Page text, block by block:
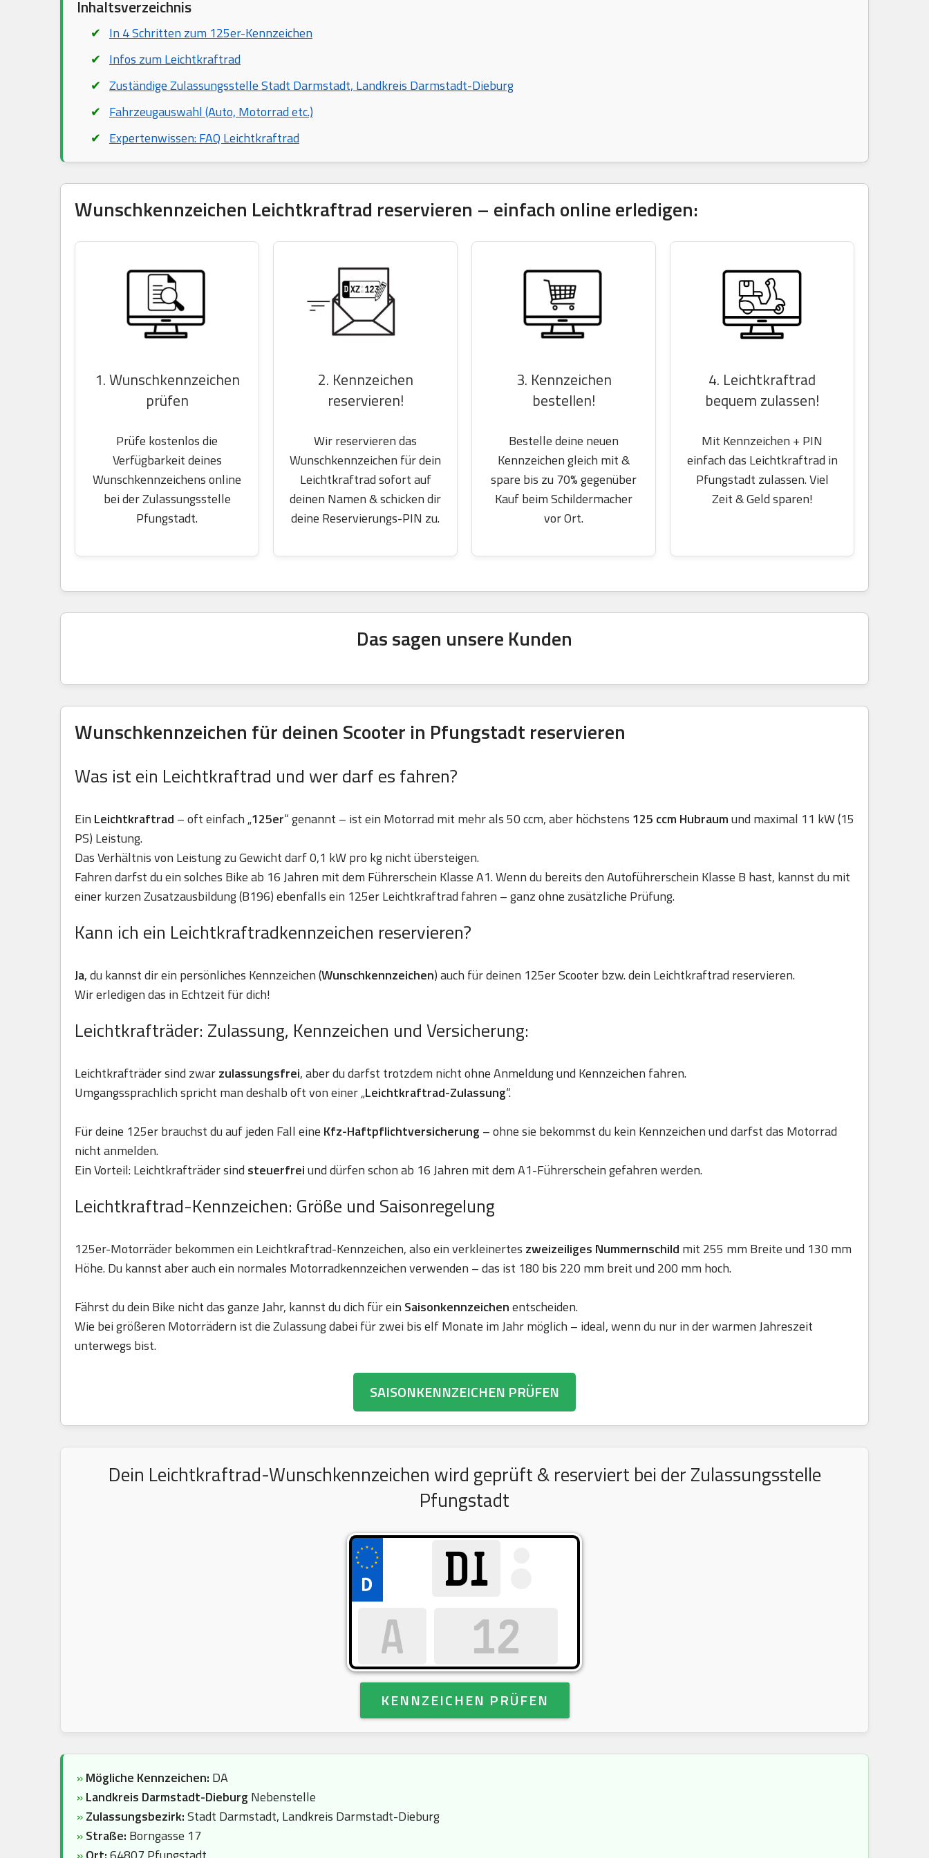
Inhaltsverzeichnis
In 4 Schritten zum 125er-Kennzeichen
Infos zum Leichtkraftrad
Zuständige Zulassungsstelle Stadt Darmstadt, Landkreis Darmstadt-Dieburg
Fahrzeugauswahl (Auto, Motorrad etc.)
Expertenwissen: FAQ Leichtkraftrad
Wunschkennzeichen Leichtkraftrad reservieren – einfach online erledigen:
1. Wunschkennzeichen
prüfen
Prüfe kostenlos die
Verfügbarkeit deines
Wunschkennzeichens online
bei der Zulassungsstelle
Pfungstadt.
2. Kennzeichen
reservieren!
Wir reservieren das
Wunschkennzeichen für dein
Leichtkraftrad sofort auf
deinen Namen & schicken dir
deine Reservierungs-PIN zu.
3. Kennzeichen
bestellen!
Bestelle deine neuen
Kennzeichen gleich mit &
spare bis zu 70% gegenüber
Kauf beim Schildermacher
vor Ort.
4. Leichtkraftrad
bequem zulassen!
Mit Kennzeichen + PIN
einfach das Leichtkraftrad in
Pfungstadt zulassen. Viel
Zeit & Geld sparen!
Das sagen unsere Kunden
Wunschkennzeichen für deinen Scooter in Pfungstadt reservieren
Was ist ein Leichtkraftrad und wer darf es fahren?
Ein Leichtkraftrad – oft einfach „125er“ genannt – ist ein Motorrad mit mehr als 50 ccm, aber höchstens 125 ccm Hubraumund maximal 11 kW (15
PS) Leistung.
Das Verhältnis von Leistung zu Gewicht darf 0,1 kW pro kg nicht übersteigen.
Fahren darfst du ein solches Bike ab 16 Jahren mit dem Führerschein Klasse A1. Wenn du bereits den Autoführerschein Klasse B hast, kannst du mit
einer kurzen Zusatzausbildung (B196) ebenfalls ein 125er Leichtkraftrad fahren – ganz ohne zusätzliche Prüfung.
Kann ich ein Leichtkraftradkennzeichen reservieren?
Ja, du kannst dir ein persönliches Kennzeichen (Wunschkennzeichen) auch für deinen 125er Scooter bzw. dein Leichtkraftrad reservieren.
Wir erledigen das in Echtzeit für dich!
Leichtkrafträder: Zulassung, Kennzeichen und Versicherung:
Leichtkrafträder sind zwarzulassungsfrei, aber du darfst trotzdem nicht ohne Anmeldung und Kennzeichen fahren.
Umgangssprachlich spricht man deshalb oft von einer „Leichtkraftrad-Zulassung“.
Für deine 125er brauchst du auf jeden Fall eine Kfz-Haftpflichtversicherung – ohne sie bekommst du kein Kennzeichen und darfst das Motorrad
nicht anmelden.
Ein Vorteil: Leichtkrafträder sind steuerfreiund dürfen schon ab 16 Jahren mit dem A1-Führerschein gefahren werden.
Leichtkraftrad-Kennzeichen: Größe und Saisonregelung
125er-Motorräder bekommen ein Leichtkraftrad-Kennzeichen, also ein verkleinertes zweizeiliges Nummernschild mit 255 mm Breite und 130 mm
Höhe. Du kannst aber auch ein normales Motorradkennzeichen verwenden – das ist 180 bis 220 mm breit und 200 mm hoch.
Fährst du dein Bike nicht das ganze Jahr, kannst du dich für ein Saisonkennzeichenentscheiden.
Wie bei größeren Motorrädern ist die Zulassung dabei für zwei bis elf Monate im Jahr möglich – ideal, wenn du nur in der warmen Jahreszeit
unterwegs bist.
SAISONKENNZEICHEN PRÜFEN
Dein Leichtkraftrad-Wunschkennzeichen wird geprüft & reserviert bei der Zulassungsstelle
Pfungstadt
KENNZEICHEN PRÜFEN
»Mögliche Kennzeichen: DA
»Landkreis Darmstadt-Dieburg Nebenstelle
»Zulassungsbezirk:Stadt Darmstadt, Landkreis Darmstadt-Dieburg
»Straße: Borngasse 17